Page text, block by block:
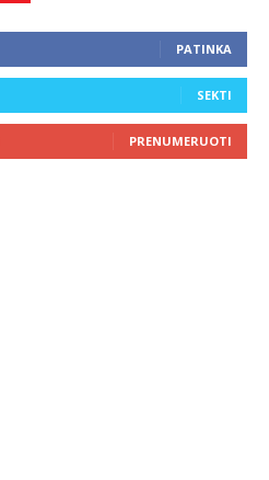
PATINKA
SEKTI
PRENUMERUOTI